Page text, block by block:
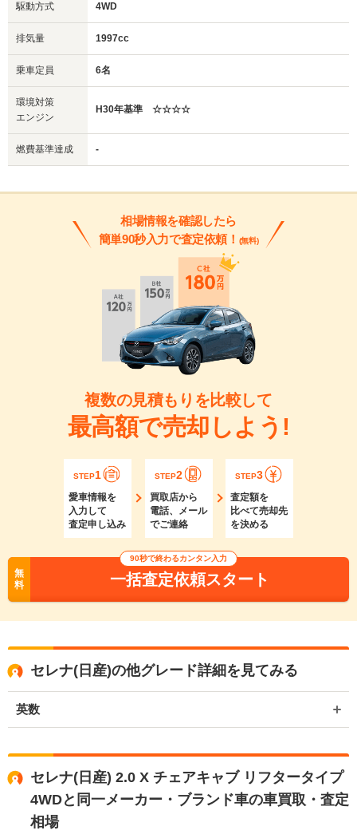
駆動方式 4WD
排気量 1997cc
乗車定員 6名
環境対策
エンジン
H30年基準 ☆☆☆☆
燃費基準達成 -
相場情報を確認したら
簡単90秒入力で査定依頼！ (無料)
複数の見積もりを比較して
最高額で売却しよう!
STEP1
愛車情報を
入力して
査定申し込み
STEP2
買取店から
電話、メール
でご連絡
STEP3
査定額を
比べて売却先
を決める
無
料
90秒で終わるカンタン入力
一括査定依頼スタート
セレナ(日産)の他グレード詳細を見てみる
英数
セレナ(日産) 2.0 X チェアキャブ リフタータイプ
4WDと同一メーカー・ブランド車の車買取・査定
相場